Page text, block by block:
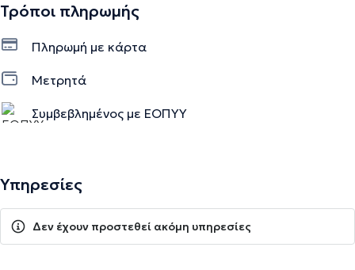
Τρόποι πληρωμής
Πληρωμή με κάρτα
Μετρητά
Συμβεβλημένος με ΕΟΠΥΥ
Υπηρεσίες
Δεν έχουν προστεθεί ακόμη υπηρεσίες